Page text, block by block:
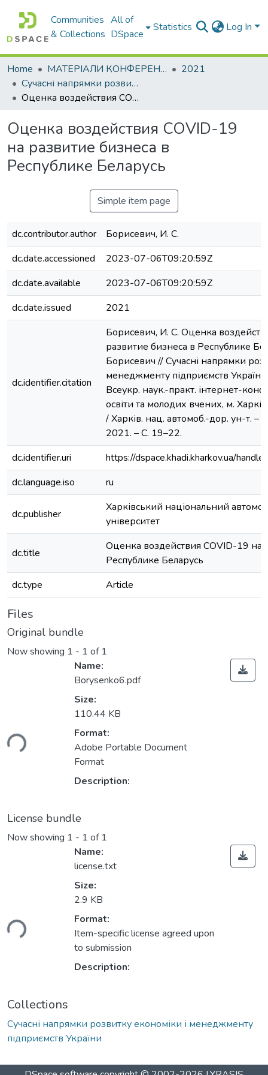
Communities
& Collections
All of
DSpace
Statistics Log In
Home МАТЕРІАЛИ КОНФЕРЕНЦІЙ
2021
Сучасні напрямки розвитку економіки і менеджменту підприємств України
Оценка воздействия COVID-19 на развитие бизнеса в Республике Беларусь
Оценка воздействия COVID-19
на развитие бизнеса в
Республике Беларусь
Simple item page
dc.contributor.author
Борисевич, И. С.
dc.date.accessioned
2023-07-06T09:20:59Z
dc.date.available
2023-07-06T09:20:59Z
dc.date.issued
2021
dc.identifier.citation
Борисевич, И. С. Оценка
развитие бизнеса в Республике
Борисевич // Сучасні напрямки
менеджменту підприємств України
Всеукр. наук.-практ. інтернет-
освіти та молодих вчених, м.
/ Харків. нац. автомоб.-дор. ун-т. –
2021. – C. 19–22.
dc.identifier.uri
https://dspace.khadi.kharkov.ua/
dc.language.iso
ru
dc.publisher
Харківський національний
університет
dc.title
Оценка воздействия COVID-19 на
Республике Беларусь
dc.type
Article
Files
Original bundle
Now showing 1 - 1 of 1
Name:
Borysenko6.pdf
Size:
110.44 KB
Format:
Adobe Portable Document
Format
Description:
License bundle
Now showing 1 - 1 of 1
Name:
license.txt
Size:
2.9 KB
Format:
Item-specific license agreed upon
to submission
Description:
Collections
Сучасні напрямки розвитку економіки і менеджменту
підприємств України